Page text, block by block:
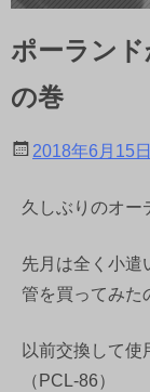
ポーランド
の巻
2018年6月15日
久しぶりのオー
先月は全く小遣
管を買ってみた
以前交換して使
（PCL-86）